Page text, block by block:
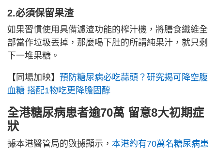
2.必須保留果渣
如果習慣使用具備濾渣功能的榨汁機，將膳食纖維全
部當作垃圾丟掉，那麼喝下肚的所謂純果汁，就只剩
下一堆果糖。
【同場加映】 預防糖尿病必吃蒜頭？研究揭可降空腹
血糖 搭配1物吃更降膽固醇
全港糖尿病患者逾70萬 留意8大初期症
狀
據本港醫管局的數據顯示， 本港約有70萬名糖尿病患